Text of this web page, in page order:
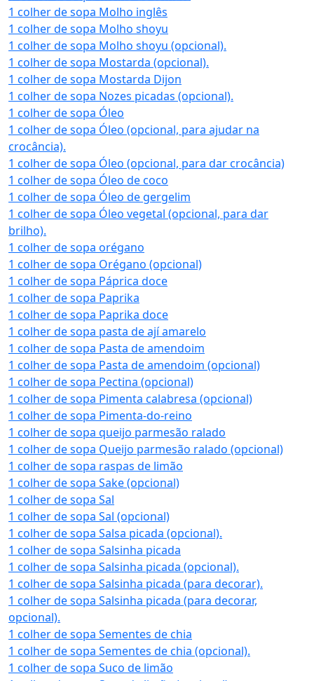
1 colher de sopa Molho inglês
1 colher de sopa Molho shoyu
1 colher de sopa Molho shoyu (opcional).
1 colher de sopa Mostarda (opcional).
1 colher de sopa Mostarda Dijon
1 colher de sopa Nozes picadas (opcional).
1 colher de sopa Óleo
1 colher de sopa Óleo (opcional, para ajudar na
crocância).
1 colher de sopa Óleo (opcional, para dar crocância)
1 colher de sopa Óleo de coco
1 colher de sopa Óleo de gergelim
1 colher de sopa Óleo vegetal (opcional, para dar
brilho).
1 colher de sopa orégano
1 colher de sopa Orégano (opcional)
1 colher de sopa Páprica doce
1 colher de sopa Paprika
1 colher de sopa Paprika doce
1 colher de sopa pasta de ají amarelo
1 colher de sopa Pasta de amendoim
1 colher de sopa Pasta de amendoim (opcional)
1 colher de sopa Pectina (opcional)
1 colher de sopa Pimenta calabresa (opcional)
1 colher de sopa Pimenta-do-reino
1 colher de sopa queijo parmesão ralado
1 colher de sopa Queijo parmesão ralado (opcional)
1 colher de sopa raspas de limão
1 colher de sopa Sake (opcional)
1 colher de sopa Sal
1 colher de sopa Sal (opcional)
1 colher de sopa Salsa picada (opcional).
1 colher de sopa Salsinha picada
1 colher de sopa Salsinha picada (opcional).
1 colher de sopa Salsinha picada (para decorar).
1 colher de sopa Salsinha picada (para decorar,
opcional).
1 colher de sopa Sementes de chia
1 colher de sopa Sementes de chia (opcional).
1 colher de sopa Suco de limão